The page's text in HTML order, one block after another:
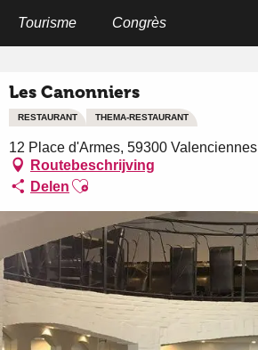
Tourisme Congrès
Les Canonniers
RESTAURANT THEMA-RESTAURANT
12 Place d'Armes, 59300 Valenciennes
Routebeschrijving
Delen Ajouter aux favoris